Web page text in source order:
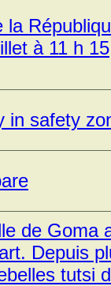
la
à 11 h 15
in safety
de Goma
Depuis
tutsi